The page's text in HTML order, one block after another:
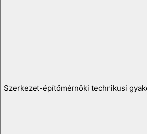
Szerkezet-építőmérnöki technikusi